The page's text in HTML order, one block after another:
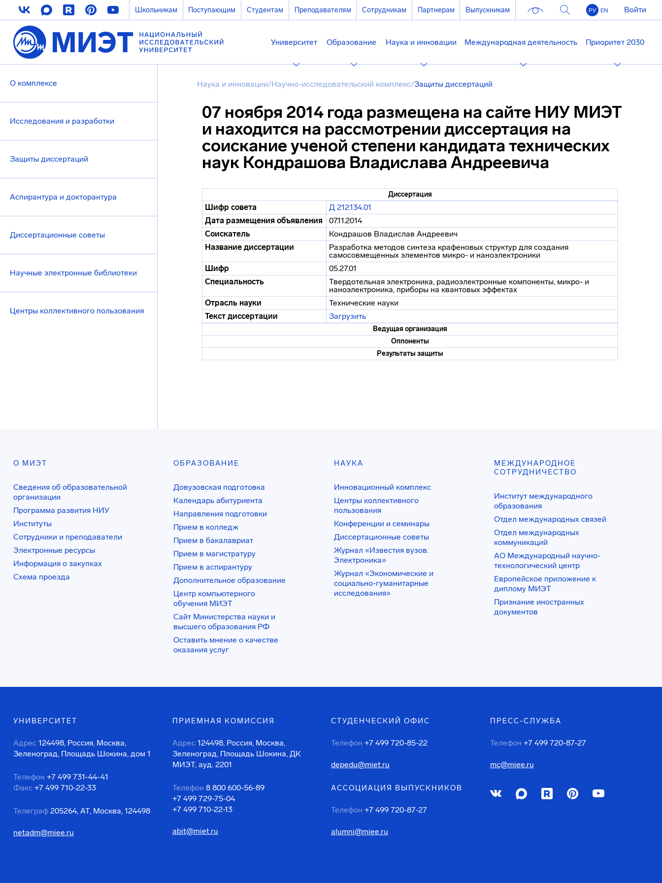
Школьникам Поступающим Студентам Преподавателям Сотрудникам Партнерам Выпускникам РУ EN Войти
Университет Образование Наука и инновации Международная деятельность Приоритет 2030
О комплексе
Исследования и разработки
Защиты диссертаций
Аспирантура и докторантура
Диссертационные советы
Научные электронные библиотеки
Центры коллективного пользования
Наука и инновации/Научно-исследовательский комплекс/Защиты диссертаций
07 ноября 2014 года размещена на сайте НИУ МИЭТ
и находится на рассмотрении диссертация на
соискание ученой степени кандидата технических
наук Кондрашова Владислава Андреевича
Диссертация
Шифр совета
Д 212.134.01
Дата размещения объявления
07.11.2014
Соискатель
Кондрашов Владислав Андреевич
Название диссертации
Разработка методов синтеза крафеновых структур для создания
самосовмещенных элементов микро- и наноэлектроники
Шифр
05.27.01
Специальность
Твердотельная электроника, радиоэлектронные компоненты, микро- и
наноэлектроника, приборы на квантовых эффектах
Отрасль науки
Технические науки
Текст диссертации
Загрузить
Ведущая организация
Оппоненты
Результаты защиты
О МИЭТ
Сведения об образовательной
организации
Программа развития НИУ
Институты
Сотрудники и преподаватели
Электронные ресурсы
Информация о закупках
Схема проезда
ОБРАЗОВАНИЕ
Довузовская подготовка
Календарь абитуриента
Направления подготовки
Прием в колледж
Прием в бакалавриат
Прием в магистратуру
Прием в аспирантуру
Дополнительное образование
Центр компьютерного
обучения МИЭТ
Сайт Министерства науки и
высшего образования РФ
Оставить мнение о качестве
оказания услуг
НАУКА
Инновационный комплекс
Центры коллективного
пользования
Конференции и семинары
Диссертационные советы
Журнал «Известия вузов.
Электроника»
Журнал «Экономические и
социально-гуманитарные
исследования»
МЕЖДУНАРОДНОЕ
СОТРУДНИЧЕСТВО
Институт международного
образования
Отдел международных связей
Отдел международных
коммуникаций
АО Международный научно-
технологический центр
Европейское приложение к
диплому МИЭТ
Признание иностранных
документов
УНИВЕРСИТЕТ
Адрес 124498, Россия, Москва,
Зеленоград, Площадь Шокина, дом 1
Телефон +7 499 731-44-41
Факс +7 499 710-22-33
Телеграф 205264, АТ, Москва, 124498
netadm@miee.ru
ПРИЕМНАЯ КОМИССИЯ
Адрес 124498, Россия, Москва,
Зеленоград, Площадь Шокина, ДК
МИЭТ, ауд. 2201
Телефон 8 800 600-56-89
+7 499 729-75-04
+7 499 710-22-13
abit@miet.ru
СТУДЕНЧЕСКИЙ ОФИС
Телефон +7 499 720-85-22
depedu@miet.ru
АССОЦИАЦИЯ ВЫПУСКНИКОВ
Телефон +7 499 720-87-27
alumni@miee.ru
ПРЕСС-СЛУЖБА
Телефон +7 499 720-87-27
mc@miee.ru